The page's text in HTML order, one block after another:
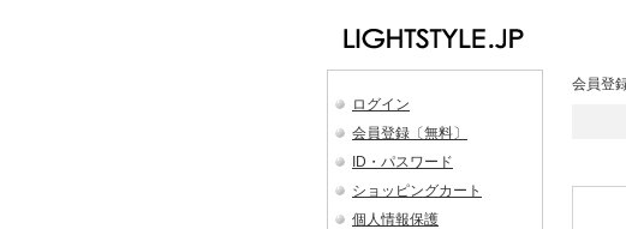
ログイン
会員登録〔無料〕
ID・パスワード
ショッピングカート
個人情報保護
会員登